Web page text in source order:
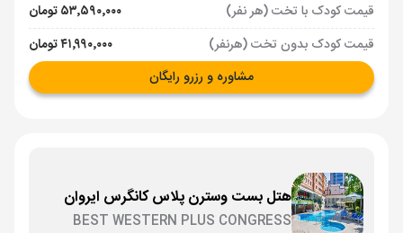
قیمت کودک با تخت (هر نفر)
۵۳٬۵۹۰٬۰۰۰ تومان
قیمت کودک بدون تخت (هرنفر)
۴۱٬۹۹۰٬۰۰۰ تومان
مشاوره و رزرو رایگان
هتل بست وسترن پلاس کانگرس ایروان
BEST WESTERN PLUS CONGRESS